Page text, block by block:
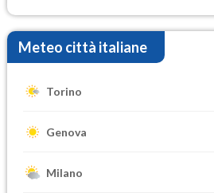
Meteo città italiane
Torino
Genova
Milano